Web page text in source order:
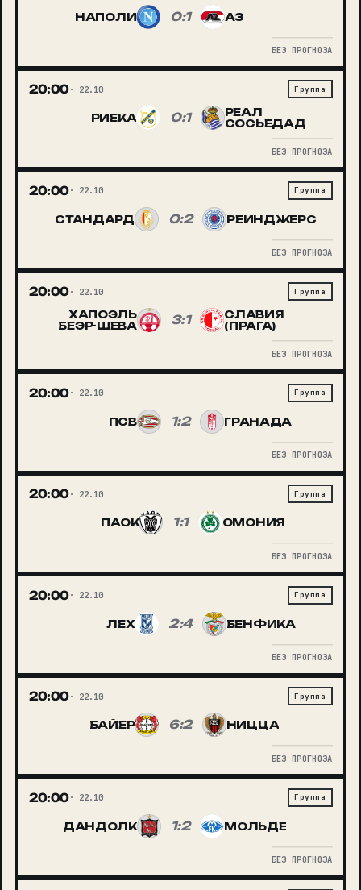
НАПОЛИ 0:1 АЗ
БЕЗ ПРОГНОЗА
20:00 22.10 Группа
РИЕКА 0:1
РЕАЛ
СОСЬЕДАД
БЕЗ ПРОГНОЗА
20:00 22.10 Группа
СТАНДАРД 0:2 РЕЙНДЖЕРС
БЕЗ ПРОГНОЗА
20:00 22.10 Группа
ХАПОЭЛЬ
БЕЭР-ШЕВА
3:1
СЛАВИЯ
(ПРАГА)
БЕЗ ПРОГНОЗА
20:00 22.10 Группа
ПСВ 1:2 ГРАНАДА
БЕЗ ПРОГНОЗА
20:00 22.10 Группа
ПАОК 1:1 ОМОНИЯ
БЕЗ ПРОГНОЗА
20:00 22.10 Группа
ЛЕХ 2:4 БЕНФИКА
БЕЗ ПРОГНОЗА
20:00 22.10 Группа
БАЙЕР 6:2 НИЦЦА
БЕЗ ПРОГНОЗА
20:00 22.10 Группа
ДАНДОЛК 1:2 МОЛЬДЕ
БЕЗ ПРОГНОЗА